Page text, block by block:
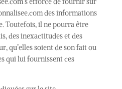
des informations
Toutefois, il ne pourra être
des inexactitudes et des
qu’elles soient de son fait ou
qui lui fournissent ces